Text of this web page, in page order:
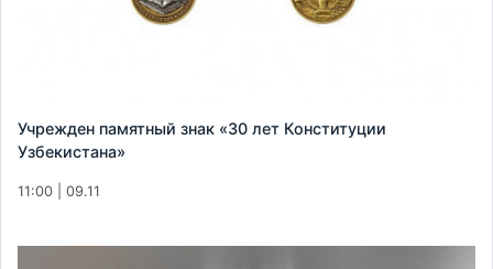
Учрежден памятный знак «30 лет Конституции
Узбекистана»
11:00 | 09.11